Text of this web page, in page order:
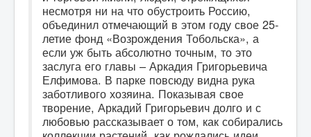
несмотря ни на что обустроить Россию,
объединил отмечающий в этом году свое 25-
летие фонд «Возрождения Тобольска», а
если уж быть абсолютно точным, то это
заслуга его главы – Аркадия Григорьевича
Елфимова. В парке повсюду видна рука
заботливого хозяина. Показывая свое
творение, Аркадий Григорьевич долго и с
любовью рассказывает о том, как собирались